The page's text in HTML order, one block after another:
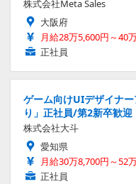
株式会社Meta Sales
大阪府
月給28万5,600円～40
正社員
ゲーム向けUIデザイナ
り」正社員/第2新卒歓
株式会社大斗
愛知県
月給30万8,700円～52
正社員